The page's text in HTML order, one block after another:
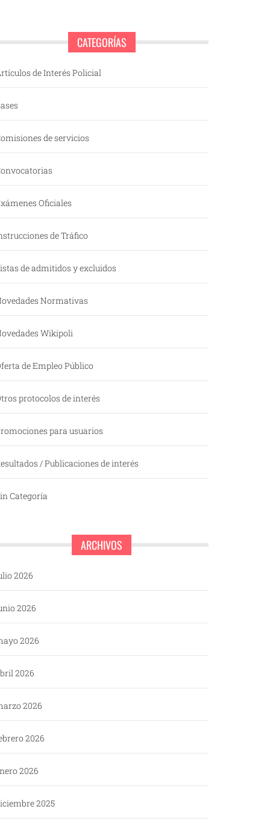
CATEGORÍAS
de Interés Policial
de servicios
Oficiales
de Tráfico
de admitidos y excluidos
Normativas
Wikipoli
de Empleo Público
protocolos de interés
para usuarios
/ Publicaciones de interés
Categoría
ARCHIVOS
2026
2026
2026
2026
2026
2026
2026
2025